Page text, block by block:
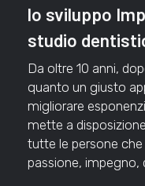
lo sviluppo
studio
Da oltre 10 anni,
quanto un giusto
migliorare
mette a
tutte le persone
passione, impegno,